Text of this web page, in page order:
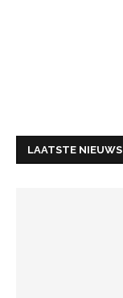
LAATSTE NIEUWS